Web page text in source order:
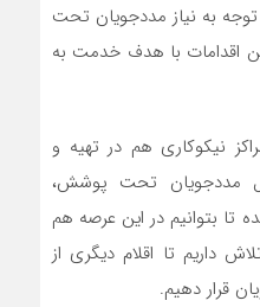
به نیاز مددجویان تحت
اقدامات با هدف خدمت به
نیکوکاری هم در تهیه و
مددجویان تحت پوشش،
تا بتوانیم در این عرصه هم
داریم تا اقلام دیگری از
قرار دهیم.